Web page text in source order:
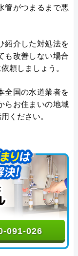
管がつまるまで悪
紹介した対処法を
も改善しない場合
頼しましょう。
全国の水道業者を
らお住まいの地域
ください。
091-026